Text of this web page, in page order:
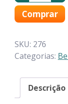
Comprar
SKU: 276
Categorias:
Descrição